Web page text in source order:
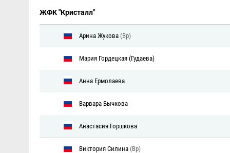
ЖФК "Кристалл"
Арина Жукова (Вр)
Мария Гордецкая (Гудаева)
Анна Ермолаева
Варвара Бычкова
Анастасия Горшкова
Виктория Силина (Вр)